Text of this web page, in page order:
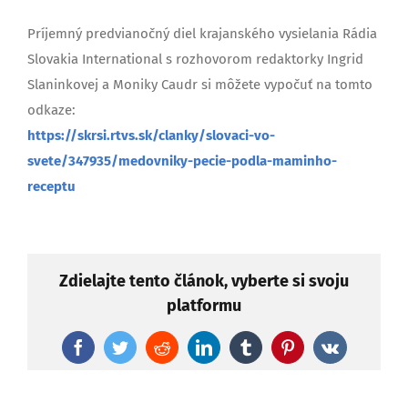
Príjemný predvianočný diel krajanského vysielania Rádia
Slovakia International s rozhovorom redaktorky Ingrid
Slaninkovej a Moniky Caudr si môžete vypočuť na tomto
odkaze:
https://skrsi.rtvs.sk/clanky/slovaci-vo-
svete/347935/medovniky-pecie-podla-maminho-
receptu
Zdielajte tento článok, vyberte si svoju
platformu
FacebookTwitterRedditLinkedInTumblr Pinterest
Vk